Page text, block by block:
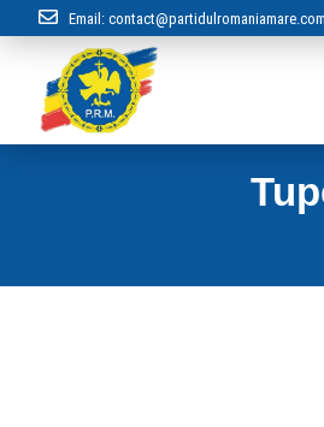
Email: contact@partidulromaniamare.com